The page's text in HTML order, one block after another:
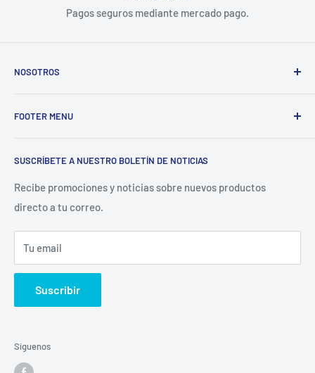
Pagos seguros mediante mercado pago.
NOSOTROS
de ofrecer refacciones para aparatos electrodomésticos y
restaurantera e industrial.
FOOTER MENU
Catálogo
La Empresa
Contacto
Sucursales
Buscar
SUSCRÍBETE A NUESTRO BOLETÍN DE NOTICIAS
Recibe promociones y noticias sobre nuevos productos
directo a tu correo.
Tu email
Suscribir
Síguenos